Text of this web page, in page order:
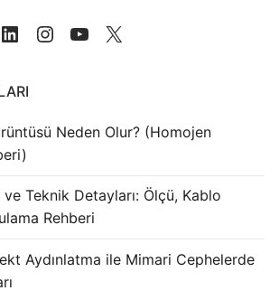
Neden Olur? (Homojen
ve Teknik Detayları: Ölçü, Kablo
Rehberi
Aydınlatma ile Mimari Cephelerde